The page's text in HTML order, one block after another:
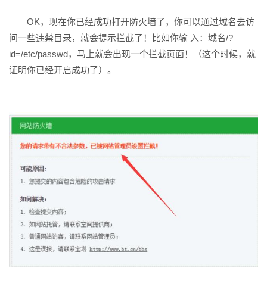
OK，现在你已经成功打开防火墙了，你可以通过域名去访
问一些违禁目录，就会提示拦截了！比如你输 入：域名/?
id=/etc/passwd，马上就会出现一个拦截页面！（这个时候，就
证明你已经开启成功了）。